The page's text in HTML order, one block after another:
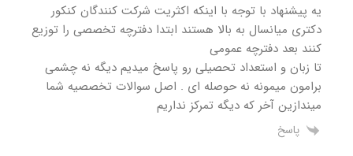
یه پیشنهاد با توجه با اینکه اکثریت شرکت کنندگان کنکور
دکتری میانسال به بالا هستند ابتدا دفترچه تخصصی را توزیع
کنند بعد دفترچه عمومی
تا زبان و استعداد تحصیلی رو پاسخ میدیم دیگه نه چشمی
برامون میمونه نه حوصله ای . اصل سوالات تخصصیه شما
میندازین آخر که دیگه تمرکز نداریم
پاسخ